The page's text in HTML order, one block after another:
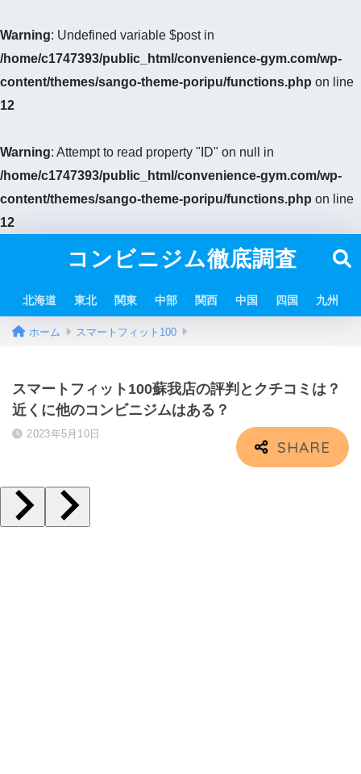
Warning: Undefined variable $post in
/home/c1747393/public_html/convenience-gym.com/wp-
content/themes/sango-theme-poripu/functions.php on line
12
Warning: Attempt to read property "ID" on null in
/home/c1747393/public_html/convenience-gym.com/wp-
content/themes/sango-theme-poripu/functions.php on line
12
コンビニジム徹底調査
北海道 東北 関東 中部 関西 中国 四国 九州
ホーム スマートフィット100
スマートフィット100蘇我店の評判とクチコミは？
近くに他のコンビニジムはある？
2023年5月10日